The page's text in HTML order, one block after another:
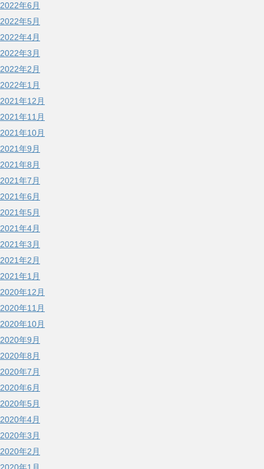
2022年6月
2022年5月
2022年4月
2022年3月
2022年2月
2022年1月
2021年12月
2021年11月
2021年10月
2021年9月
2021年8月
2021年7月
2021年6月
2021年5月
2021年4月
2021年3月
2021年2月
2021年1月
2020年12月
2020年11月
2020年10月
2020年9月
2020年8月
2020年7月
2020年6月
2020年5月
2020年4月
2020年3月
2020年2月